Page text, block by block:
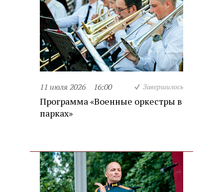
11 июля 2026 16:00 Завершилось
Программа «Военные оркестры в
парках»